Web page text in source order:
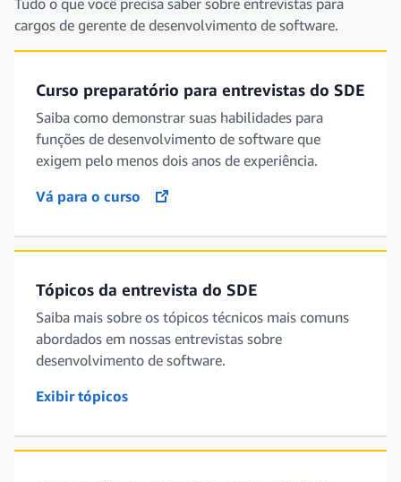
Tudo o que você precisa saber sobre entrevistas para
cargos de gerente de desenvolvimento de software.
Curso preparatório para entrevistas do SDE
Saiba como demonstrar suas habilidades para
funções de desenvolvimento de software que
exigem pelo menos dois anos de experiência.
Vá para o curso
opens in a new tab
Tópicos da entrevista do SDE
Saiba mais sobre os tópicos técnicos mais comuns
abordados em nossas entrevistas sobre
desenvolvimento de software.
Exibir tópicos